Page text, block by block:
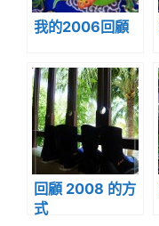
我的2006回顧
回顧 2008 的方
式